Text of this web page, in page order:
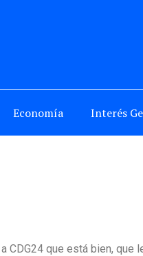
Economía Interés
CDG24 que está bien, que